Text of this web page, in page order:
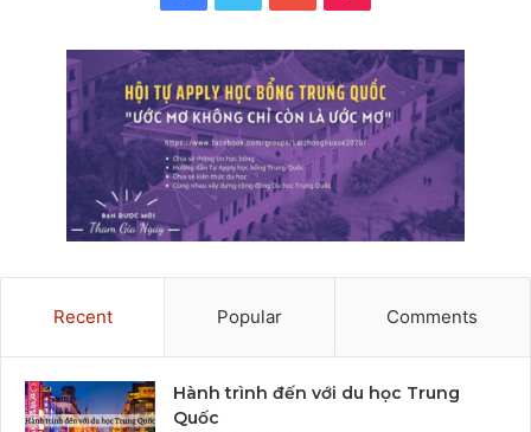
Recent Popular Comments
Hành trình đến với du học Trung
Quốc